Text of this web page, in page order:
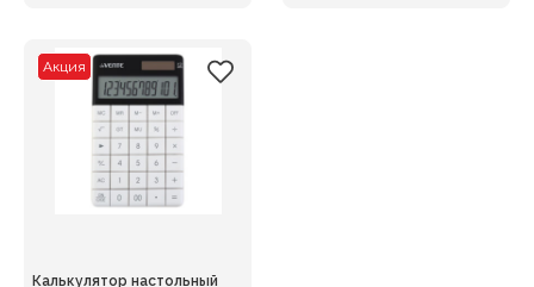
807,00 ₽.
Акция
Калькулятор настольный